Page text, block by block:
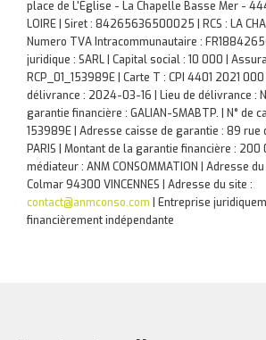
place de L'Eglise - La Chapelle Basse Mer -
LOIRE | Siret : 84265636500025 | RCS : LA
Numero TVA Intracommunautaire :
juridique : SARL | Capital social : 10 000 |
RCP_01_153989E | Carte T : CPI 4401 2021
délivrance : 2024-03-16 | Lieu de délivrance :
garantie financière : GALIAN-SMABTP. | N° de
153989E | Adresse caisse de garantie : 89
PARIS | Montant de la garantie financière : 200
médiateur : ANM CONSOMMATION | Adresse
Colmar 94300 VINCENNES | Adresse du site :
contact@anmconso.com
Entreprise
financièrement indépendante